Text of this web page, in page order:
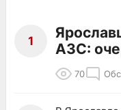
1
АЗС:
70